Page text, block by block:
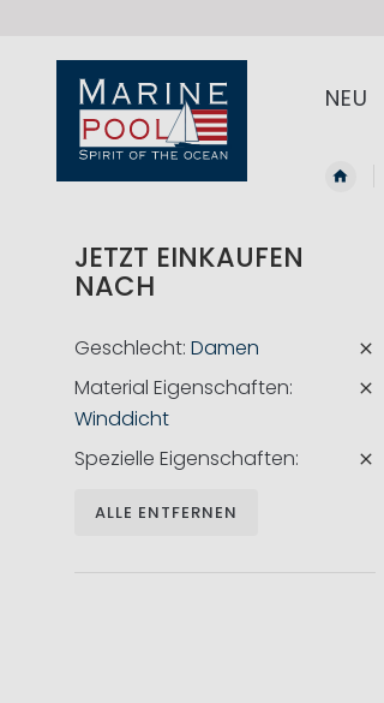
NEU
JETZT EINKAUFEN
NACH
Geschlecht Damen
Material Eigenschaften
Winddicht
Spezielle Eigenschaften
ALLE ENTFERNEN